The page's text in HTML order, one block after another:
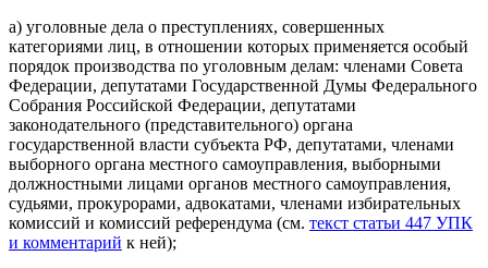
а) уголовные дела о преступлениях, совершенных
категориями лиц, в отношении которых применяется особый
порядок производства по уголовным делам: членами Совета
Федерации, депутатами Государственной Думы Федерального
Собрания Российской Федерации, депутатами
законодательного (представительного) органа
государственной власти субъекта РФ, депутатами, членами
выборного органа местного самоуправления, выборными
должностными лицами органов местного самоуправления,
судьями, прокурорами, адвокатами, членами избирательных
комиссий и комиссий референдума (см. текст статьи 447 УПК
и комментарий к ней);